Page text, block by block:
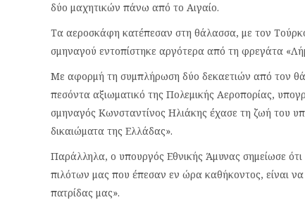
δύο μαχητικών πάνω από το Αιγαίο.
Τα αεροσκάφη κατέπεσαν στη θάλασσα, με τον
σμηναγού εντοπίστηκε αργότερα από τη φρεγάτα
Με αφορμή τη συμπλήρωση δύο δεκαετιών από τον
πεσόντα αξιωματικό της Πολεμικής Αεροπορίας,
σμηναγός Κωνσταντίνος Ηλιάκης έχασε τη ζωή του
δικαιώματα της Ελλάδας».
Παράλληλα, ο υπουργός Εθνικής Άμυνας σημείωσε
πιλότων μας που έπεσαν εν ώρα καθήκοντος, είναι
πατρίδας μας».